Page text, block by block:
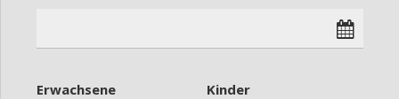
Erwachsene Kinder